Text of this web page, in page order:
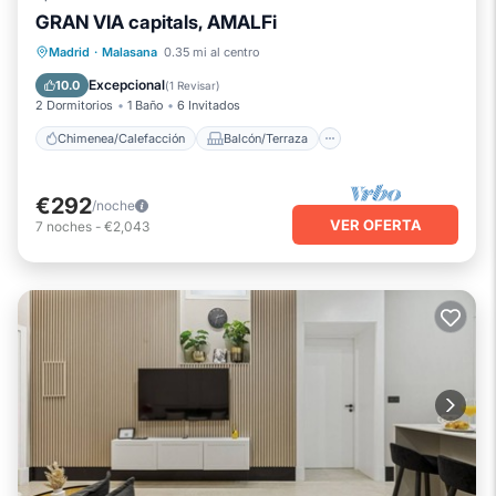
GRAN VIA capitals, AMALFi
Madrid · Malasana 0.35 mi al centro
10.0 Excepcional(1 Revisar)
2 Dormitorios 1 Baño 6 Invitados
Chimenea/Calefacción Balcón/Terraza
Chimenea/Calefacción
Cocina
Aire acondicionado
€292/noche
7 noches - €2,043 VER OFERTA